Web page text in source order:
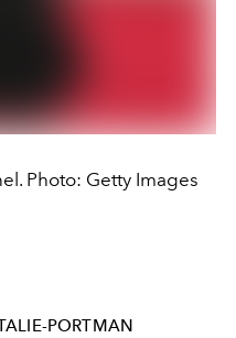
Photo: Getty Images
PORTMAN